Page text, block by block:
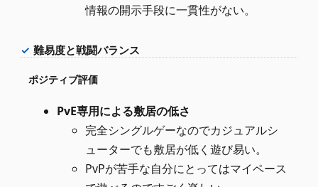
情報の開示手段に一貫性がない。
難易度と戦闘バランス
ポジティブ評価
PvE専用による敷居の低さ
完全シングルゲーなのでカジュアルシ
ューターでも敷居が低く遊び易い。
PvPが苦手な自分にとってはマイペース